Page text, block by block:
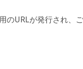
のURLが発行され、